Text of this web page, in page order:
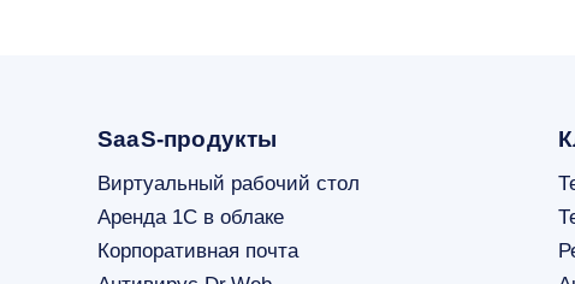
SaaS-продукты
Виртуальный рабочий стол
Аренда 1С в облаке
Корпоративная почта